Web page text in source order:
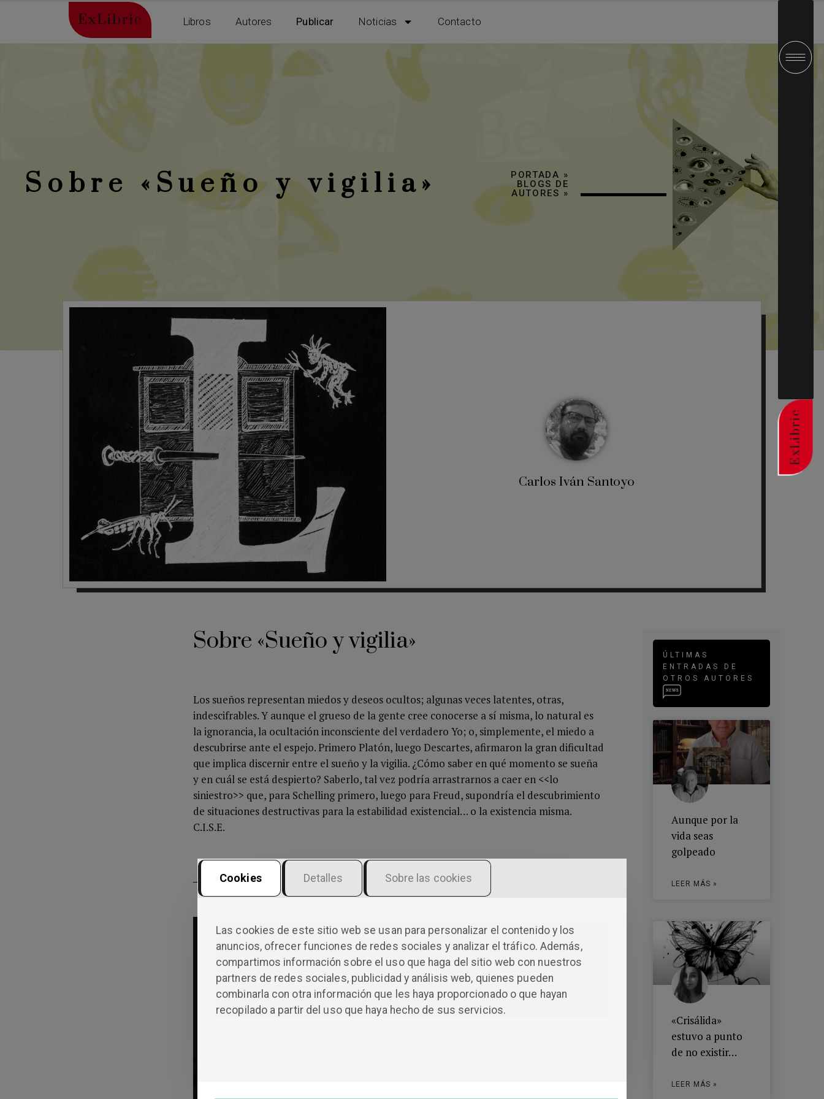
ExLibric
ExLibric Libros Autores Publicar Noticias Contacto
Sobre «Sueño y vigilia» PORTADA »
BLOGS DE
AUTORES »
Carlos Iván Santoyo
Sobre «Sueño y vigilia»
Los sueños representan miedos y deseos ocultos; algunas veces latentes, otras,
indescifrables. Y aunque el grueso de la gente cree conocerse a sí misma, lo natural es
la ignorancia, la ocultación inconsciente del verdadero Yo; o, simplemente, el miedo a
descubrirse ante el espejo. Primero Platón, luego Descartes, afirmaron la gran dificultad
que implica discernir entre el sueño y la vigilia. ¿Cómo saber en qué momento se sueña
y en cuál se está despierto? Saberlo, tal vez podría arrastrarnos a caer en <<lo
siniestro>> que, para Schelling primero, luego para Freud, supondría el descubrimiento
de situaciones destructivas para la estabilidad existencial… o la existencia misma.
C.I.S.E.
Co
Deja una respuesta
Tu dirección de correo electrónico no será
publicada.
Los campos obligatorios están
marcados con*
ÚLTIMAS
ENTRADAS DE
OTROS AUTORES
Aunque por la
vida seas
golpeado
LEER MÁS »
«Crisálida»
estuvo a punto
de no existir…
LEER MÁS »
Cookies
Las cookies de este sitio web se usan para personalizar el contenido y los
anuncios, ofrecer funciones de redes sociales y analizar el tráfico. Además,
compartimos información sobre el uso que haga del sitio web con nuestros
partners de redes sociales, publicidad y análisis web, quienes pueden
combinarla con otra información que les haya proporcionado o que hayan
recopilado a partir del uso que haya hecho de sus servicios.
Detalles Sobre las cookies